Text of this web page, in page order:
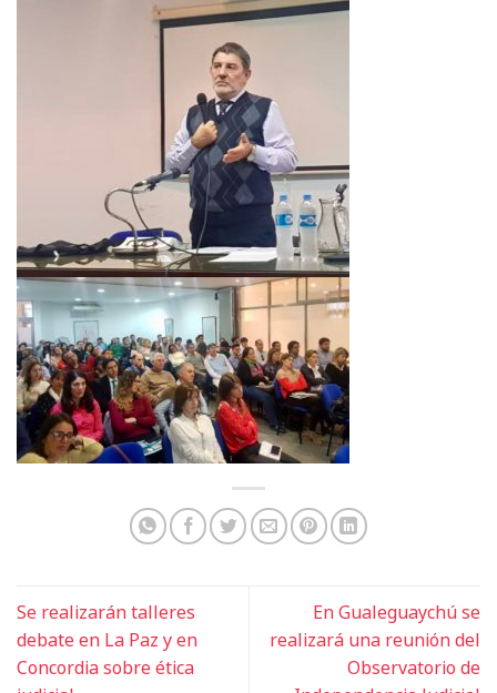
Se realizarán talleres
debate en La Paz y en
Concordia sobre ética
En Gualeguaychú se
realizará una reunión del
Observatorio de